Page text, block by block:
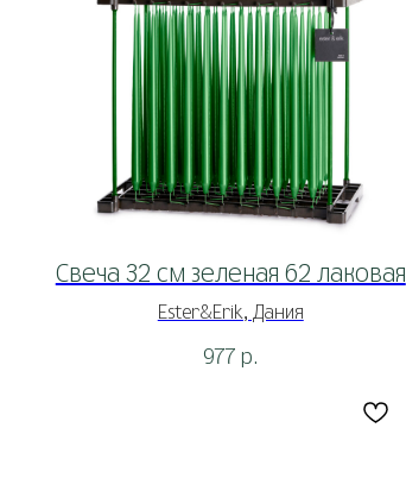
Свеча 32 см зеленая 62 лаковая
Ester&Erik, Дания
977 р.